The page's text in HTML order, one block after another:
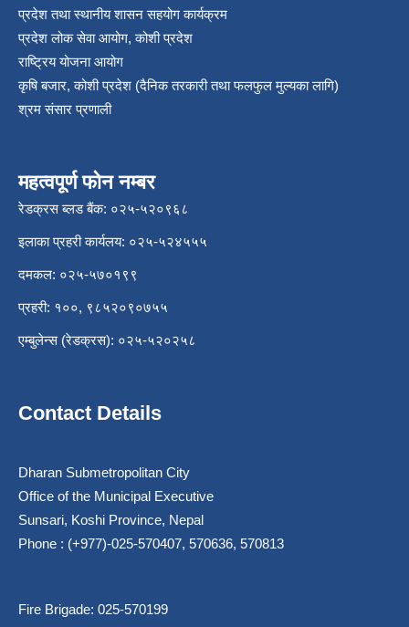
प्रदेश तथा स्थानीय शासन सहयोग कार्यक्रम
प्रदेश लोक सेवा आयोग, कोशी प्रदेश
राष्ट्रिय योजना आयोग
कृषि बजार, कोशी प्रदेश (दैनिक तरकारी तथा फलफुल मुल्यका लागि)
श्रम संसार प्रणाली
महत्वपूर्ण फोन नम्बर
रेडक्रस ब्लड बैंक: ०२५-५२०९६८
इलाका प्रहरी कार्यलय: ०२५-५२४५५५
दमकल: ०२५-५७०१९९
प्रहरी: १००, ९८५२०९०७५५
एम्बुलेन्स (रेडक्रस): ०२५-५२०२५८
Contact Details
Dharan Submetropolitan City
Office of the Municipal Executive
Sunsari, Koshi Province, Nepal
Phone : (+977)-025-570407, 570636, 570813
Fire Brigade: 025-570199